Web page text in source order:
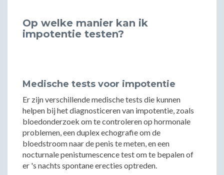
Op welke manier kan ik
impotentie testen?
Medische tests voor impotentie
Er zijn verschillende medische tests die kunnen
helpen bij het diagnosticeren van impotentie, zoals
bloedonderzoek om te controleren op hormonale
problemen, een duplex echografie om de
bloedstroom naar de penis te meten, en een
nocturnale penistumescence test om te bepalen of
er 's nachts spontane erecties optreden.